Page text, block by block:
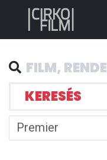
KERESÉS
Premier